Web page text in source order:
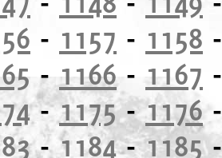
- 1157 - 1158
- 1166- 1167
-1175-1176
-1184-1185